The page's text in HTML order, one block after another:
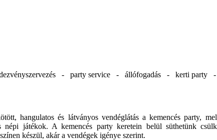
- party service - állófogadás - kerti
hangulatos és látványos vendéglátás a kemencés party,
népi játékok. A kemencés party keretein belül süthetünk
készül, akár a vendégek igénye szerint.